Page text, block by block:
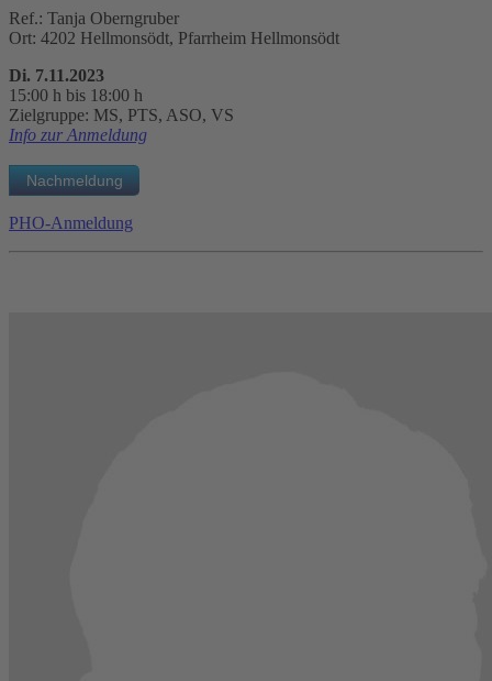
Ref.: Tanja Oberngruber
Ort: 4202 Hellmonsödt, Pfarrheim Hellmonsödt
Di. 7.11.2023
15:00 h bis 18:00 h
Zielgruppe: MS, PTS, ASO, VS
Info zur Anmeldung
PHO-Anmeldung